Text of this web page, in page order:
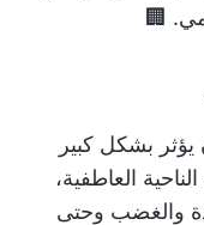
🏢
بشكل كبير
العاطفية،
والغضب وحتى